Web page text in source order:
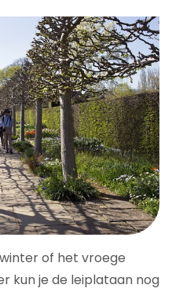
of het vroege
kun je de leiplataan nog